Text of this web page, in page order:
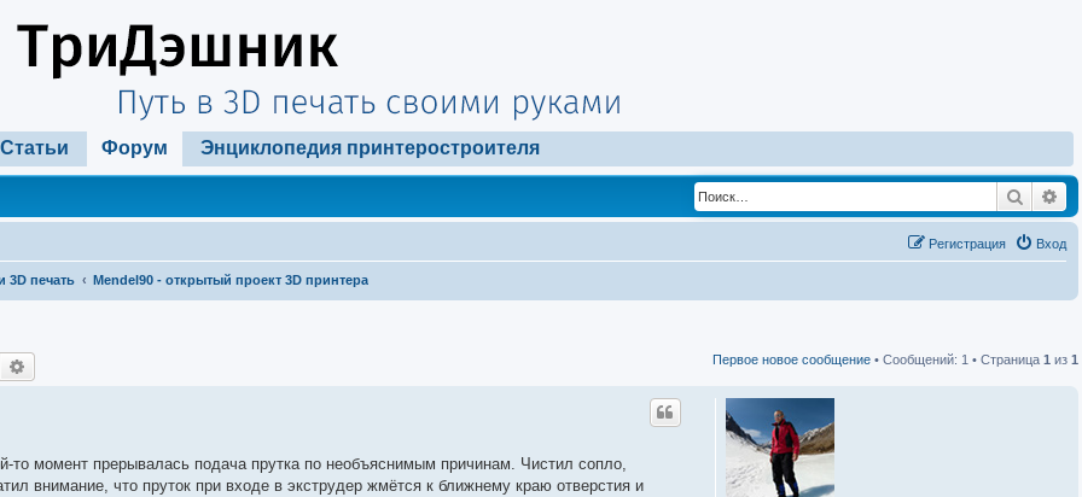
Статьи Форум Энциклопедия принтеростроителя
Поиск
Вход
Регистрация
3D печать Mendel90 - открытый проект 3D принтера
Поиск Первое новое сообщение • Сообщений: 1 • Страница 1 из 1
то момент прерывалась подача прутка по необъяснимым причинам. Чистил сопло,
внимание, что пруток при входе в экструдер жмётся к ближнему краю отверстия и